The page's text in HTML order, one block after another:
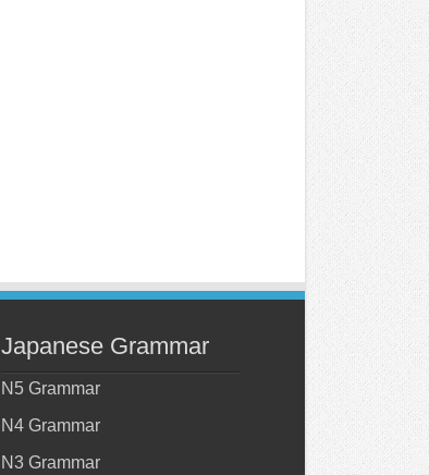
Japanese Grammar
N5 Grammar
N4 Grammar
N3 Grammar